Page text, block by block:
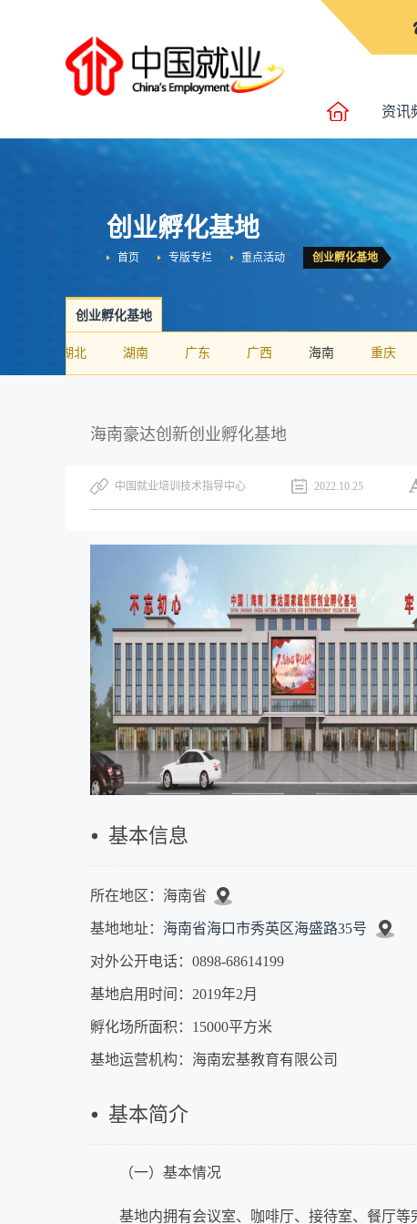
资讯
创业孵化基地
创业孵化基地
重点活动
专版专栏
首页
创业孵化基地
湖北 湖南 广东 广西 海南 重庆
海南豪达创新创业孵化基地
中国就业培训技术指导中心 2022.10.25
基本信息
所在地区：海南省
基地地址： 海南省海口市秀英区海盛路35号
对外公开电话：0898-68614199
基地启用时间：2019年2月
孵化场所面积：15000平方米
基地运营机构：海南宏基教育有限公司
基本简介
（一）基本情况
基地内拥有会议室、咖啡厅、接待室、餐厅